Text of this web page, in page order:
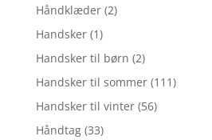
Håndklæder (2)
Handsker (1)
Handsker til børn (2)
Handsker til sommer (111)
Handsker til vinter (56)
Håndtag (33)